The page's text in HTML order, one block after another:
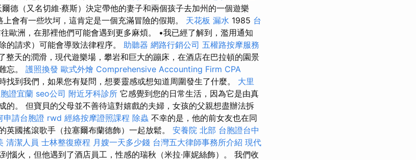
德（又名切維·蔡斯）決定帶他的妻子和兩個孩子去加州的一個遊樂
上會有一些坎坷，這肯定是一個充滿冒險的假期。 天花板 漏水 1985 台
歐洲，在那裡他們可能會遇到更多麻煩。 •我已經了解到，濫用通知
的請求）可能會導致法律程序。 助聽器 網路行銷公司 五權路按摩服務
整天的潤滑，現代遊樂場，攀岩和巨大的蹦床，在酒店在巴拉頓的園景
忘。 護照換發 歐式外燴 Comprehensive Accounting Firm CPA
找到我們，如果您有疑問，想要靈感或想知道周圍發生了什麼。 大里
證宜蘭 seo公司 附近牙科診所 它感覺到您的日常生活，因為它是由真
的。 但寶貝的父母並不善待這對嬉戲的夫婦，女孩的父親想盡辦法拆
申請台胞證 rwd 經絡按摩證照課程 除蟲 不幸的是，他的前女友也在同
英國搖滾歌手（拉塞爾布蘭德飾）一起放鬆。 安養院 北部 台胞證台中
清潔人員 士林整復療程 月嫂一天多少錢 台灣五大律師事務所介紹 現代
惱火，但他遇到了酒店員工，性感的瑞秋（米拉·庫妮絲飾）。 我們收